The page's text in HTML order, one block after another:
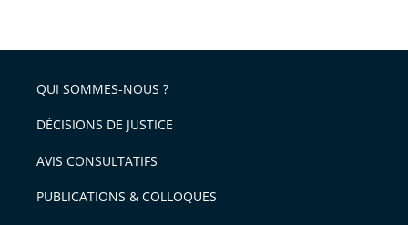
QUI SOMMES-NOUS ?
DÉCISIONS DE JUSTICE
AVIS CONSULTATIFS
PUBLICATIONS & COLLOQUES